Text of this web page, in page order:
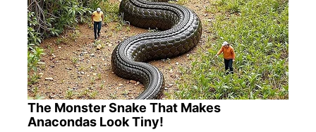
The Monster Snake That Makes
Anacondas Look Tiny!